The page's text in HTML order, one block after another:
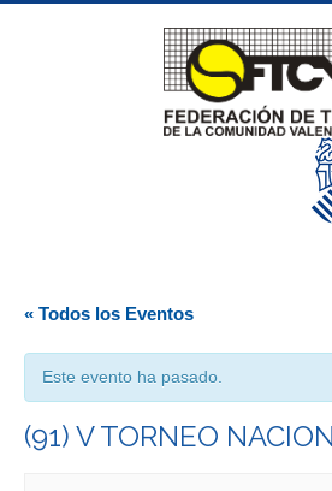
« Todos los Eventos
Este evento ha pasado.
(91) V TORNEO